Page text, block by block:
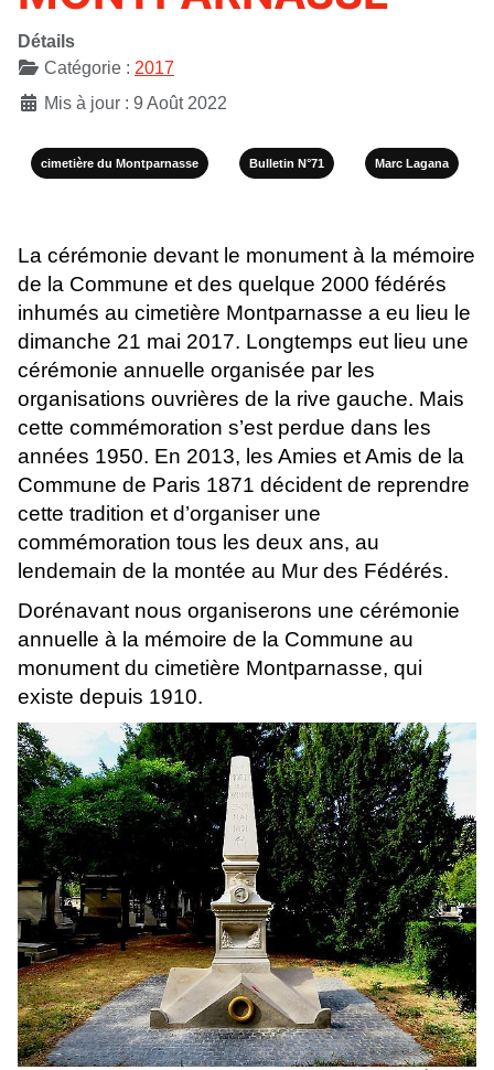
Détails
Catégorie : 2017
Mis à jour : 9 Août 2022
cimetière du Montparnasse Bulletin N°71 Marc Lagana
La cérémonie devant le monument à la mémoire
de la Commune et des quelque 2000 fédérés
inhumés au cimetière Montparnasse a eu lieu le
dimanche 21 mai 2017. Longtemps eut lieu une
cérémonie annuelle organisée par les
organisations ouvrières de la rive gauche. Mais
cette commémoration s’est perdue dans les
années 1950. En 2013, les Amies et Amis de la
Commune de Paris 1871 décident de reprendre
cette tradition et d’organiser une
commémoration tous les deux ans, au
lendemain de la montée au Mur des Fédérés.
Dorénavant nous organiserons une cérémonie
annuelle à la mémoire de la Commune au
monument du cimetière Montparnasse, qui
existe depuis 1910.